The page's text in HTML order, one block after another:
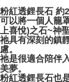
粉紅透鋰長石 約
可以將一個人籠
上喜悅)之石~神
祂具有深刻的鎮
慮。
祂是很適合陪伴
美夢。
粉紅透鋰長石也